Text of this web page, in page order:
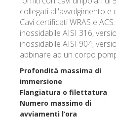
collegati all'avvolgimento e
Cavi certificati WRAS e
inossidabile AISI 316,
inossidabile AISI 904,
abbinare ad un corpo
Profondità massima di
immersione
Flangiatura o filettatura
Numero massimo di
avviamenti l’ora